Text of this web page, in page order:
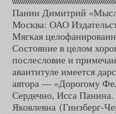
Панин Димитрий
Москва: ОАО
Мягкая
Состояние в целом
послесловие и
авантитуле имеется
автора — «Дорогому
Сердечно, Исса
Яковлевна (Гинзберг-